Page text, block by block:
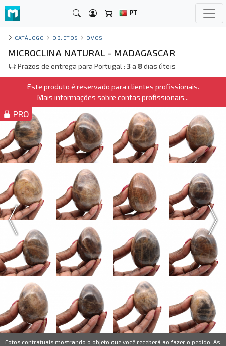
PT
CATÁLOGO OBJETOS OVOS
MICROCLINA NATURAL - MADAGASCAR
Prazos de entrega para Portugal : 3a 8dias úteis
Este produto é reservado para clientes profissionais.
Mais informações sobre contas profissionais...
PRO
Fotos contratuais mostrando o objeto que você receberá ao fazer o pedido. As